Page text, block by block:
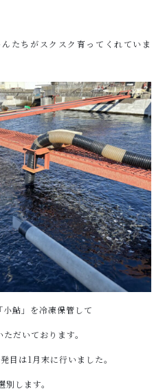
たちがスクスク育ってくれていま
鮎」を冷凍保管して
だいております。
目は1月末に行いました。
します。